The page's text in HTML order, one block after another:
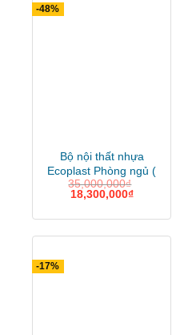
-48%
Bộ nội thất nhựa
Ecoplast Phòng ngủ (
màu gỗ xoan)
35,000,000₫
18,300,000₫
-17%